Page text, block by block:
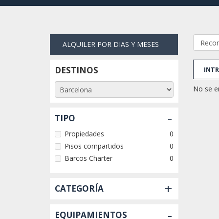
ALQUILER POR DIAS Y MESES
DESTINOS
TIPO -
Propiedades
0
Pisos compartidos
0
Barcos Charter
0
CATEGORÍA +
EQUIPAMIENTOS -
No se